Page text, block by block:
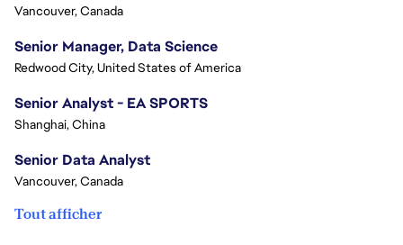
Vancouver, Canada
Senior Manager, Data Science
Redwood City, United States of America
Senior Analyst - EA SPORTS
Shanghai, China
Senior Data Analyst
Vancouver, Canada
Tout afficher